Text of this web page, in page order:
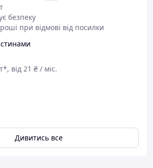
безпеку
при відмові від посилки
від 21 ₴ / міс.
Дивитись все